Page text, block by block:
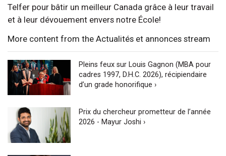
Telfer pour bâtir un meilleur Canada grâce à leur travail
et à leur dévouement envers notre École!
More content from the Actualités et annonces stream
Pleins feux sur Louis Gagnon (MBA pour
cadres 1997, D.H.C. 2026), récipiendaire
d’un grade honorifique ›
Prix du chercheur prometteur de l’année
2026 - Mayur Joshi ›